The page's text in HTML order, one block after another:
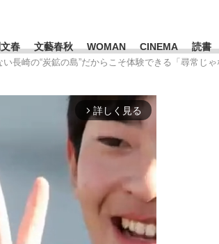
観る将棋、読む将棋
春 文藝春秋 WOMAN CINEMA 読書
真希 #森岡毅 #内田有紀
崎の“炭鉱の島”だからこそ体験できる「尋常じ
arrow_forward_ios 詳しく見る